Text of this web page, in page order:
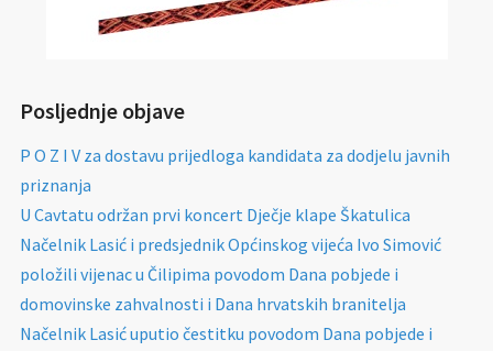
Posljednje objave
P O Z I V za dostavu prijedloga kandidata za dodjelu javnih
priznanja
U Cavtatu održan prvi koncert Dječje klape Škatulica
Načelnik Lasić i predsjednik Općinskog vijeća Ivo Simović
položili vijenac u Čilipima povodom Dana pobjede i
domovinske zahvalnosti i Dana hrvatskih branitelja
Načelnik Lasić uputio čestitku povodom Dana pobjede i